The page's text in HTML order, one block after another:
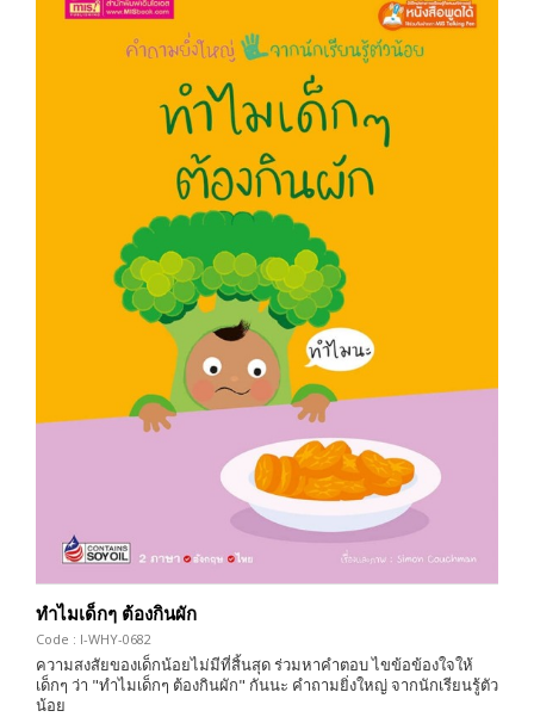
ทำไมเด็กๆ ต้องกินผัก
Code : I-WHY-0682
ความสงสัยของเด็กน้อยไม่มีที่สิ้นสุด ร่วมหาคำตอบ ไขข้อข้องใจให้
เด็กๆ ว่า "ทำไมเด็กๆ ต้องกินผัก" กันนะ คำถามยิ่งใหญ่ จากนักเรียนรู้ตัว
น้อย